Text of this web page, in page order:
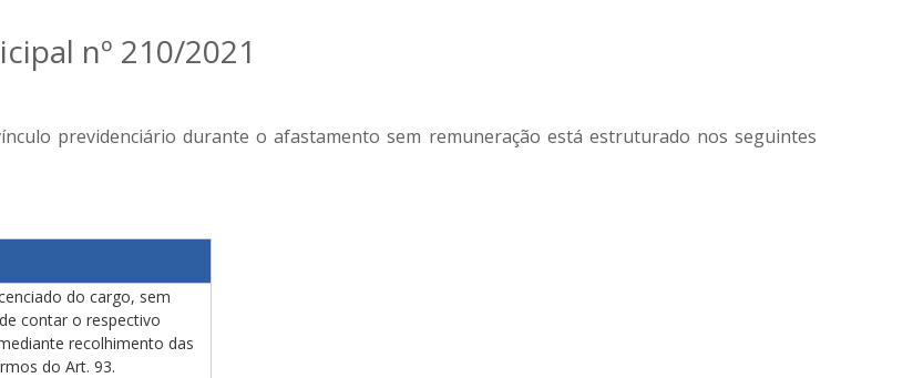
nº 210/2021
previdenciário durante o afastamento sem remuneração está estruturado nos seguintes
do cargo, sem
contar o respectivo
recolhimento das
do Art. 93.